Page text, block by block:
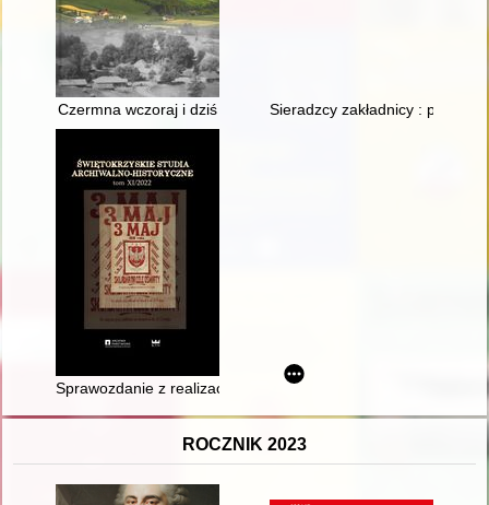
Czermna wczoraj i dziś Sieradzcy zakładnicy :
Sprawozdanie z realizacji cyklu „Spotkania ze źródłem
ROCZNIK 2023